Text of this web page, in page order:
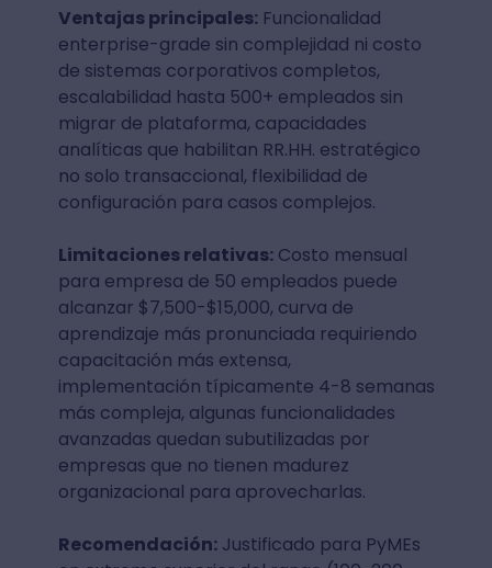
Ventajas principales:Funcionalidad
enterprise-grade sin complejidad ni costo
de sistemas corporativos completos,
escalabilidad hasta 500+ empleados sin
migrar de plataforma, capacidades
analíticas que habilitan RR.HH. estratégico
no solo transaccional, flexibilidad de
configuración para casos complejos.
Limitaciones relativas:Costo mensual
para empresa de 50 empleados puede
alcanzar $7,500-$15,000, curva de
aprendizaje más pronunciada requiriendo
capacitación más extensa,
implementación típicamente 4-8 semanas
más compleja, algunas funcionalidades
avanzadas quedan subutilizadas por
empresas que no tienen madurez
organizacional para aprovecharlas.
Recomendación:Justificado para PyMEs